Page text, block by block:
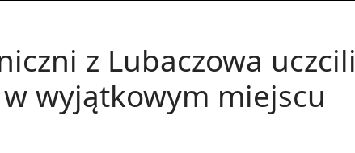
z Lubaczowa uczcili
wyjątkowym miejscu